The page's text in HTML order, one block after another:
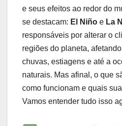
e seus efeitos ao redor do
se destacam: El Niño e La
responsáveis por alterar o
regiões do planeta,
chuvas, estiagens e até a
naturais. Mas afinal, o que
como funcionam e quais
Vamos entender tudo isso